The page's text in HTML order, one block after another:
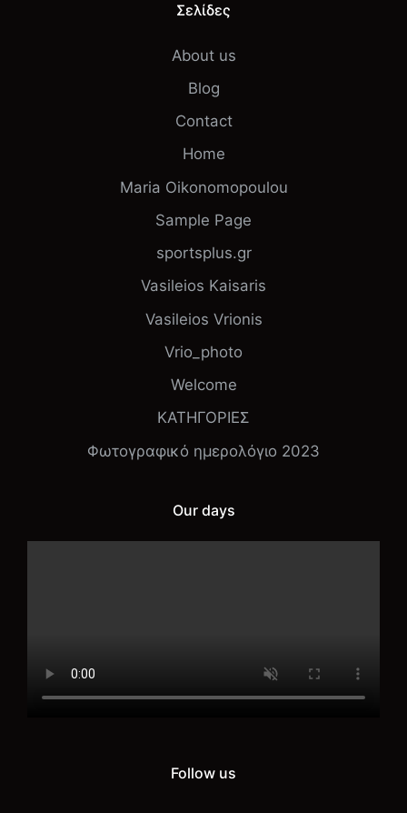
Σελίδες
About us
Blog
Contact
Home
Maria Oikonomopoulou
Sample Page
sportsplus.gr
Vasileios Kaisaris
Vasileios Vrionis
Vrio_photo
Welcome
ΚΑΤΗΓΟΡΙΕΣ
Φωτογραφικό ημερολόγιο 2023
Our days
Follow us